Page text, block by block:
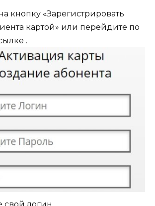
кнопку «Зарегистрировать
картой» или перейдите по
.